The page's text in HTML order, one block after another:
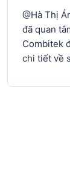
@Hà Thị
đã quan
Combitek
chi tiết về